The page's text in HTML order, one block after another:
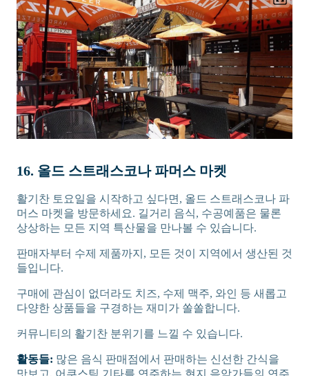
16. 올드 스트래스코나 파머스 마켓
활기찬 토요일을 시작하고 싶다면, 올드 스트래스코나 파
머스 마켓을 방문하세요. 길거리 음식, 수공예품은 물론
상상하는 모든 지역 특산물을 만나볼 수 있습니다.
판매자부터 수제 제품까지, 모든 것이 지역에서 생산된 것
들입니다.
구매에 관심이 없더라도 치즈, 수제 맥주, 와인 등 새롭고
다양한 상품들을 구경하는 재미가 쏠쏠합니다.
커뮤니티의 활기찬 분위기를 느낄 수 있습니다.
활동들: 많은 음식 판매점에서 판매하는 신선한 간식을